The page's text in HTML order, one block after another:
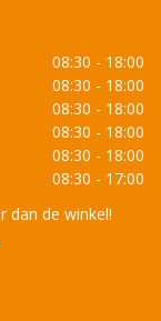
08:30 - 18:00
08:30 - 18:00
08:30 - 18:00
08:30 - 18:00
08:30 - 18:00
08:30 - 17:00
dan de winkel!